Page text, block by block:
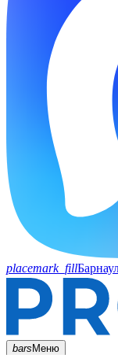
placemark_fill
barsМеню